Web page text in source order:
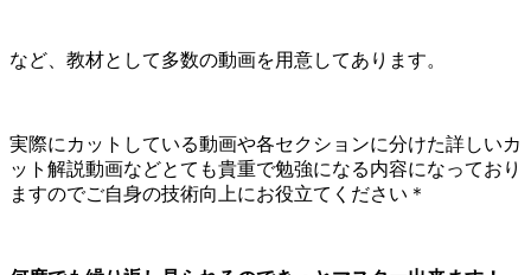
など、教材として多数の動画を用意してあります。
実際にカットしている動画や各セクションに分けた詳しいカ
ット解説動画などとても貴重で勉強になる内容になっており
ますのでご自身の技術向上にお役立てください＊